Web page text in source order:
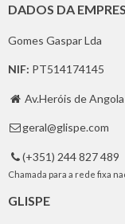
DADOS DA
Gomes Gaspar Lda
NIF: PT514174145
 Av.Heróis de
 geral@glispe.com
 (+351) 244 827 489
Chamada para a rede fixa
GLISPE